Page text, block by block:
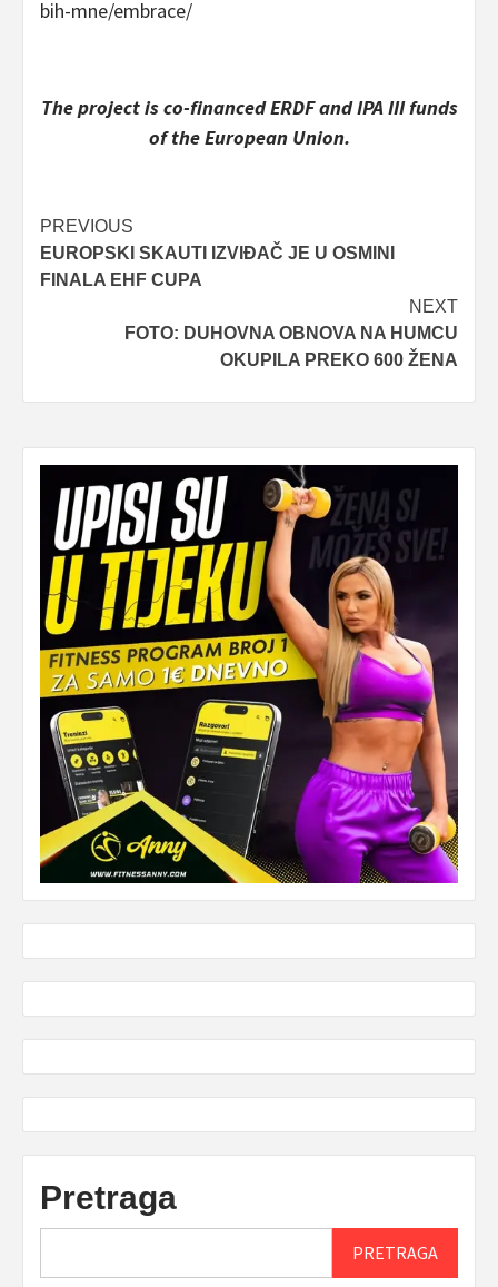
bih-mne/embrace/
The project is co-financed ERDF and IPA III funds
of the European Union.
Post
navigation
PREVIOUS
EUROPSKI SKAUTI IZVIĐAČ JE U OSMINI
FINALA EHF CUPA
NEXT
FOTO: DUHOVNA OBNOVA NA HUMCU
OKUPILA PREKO 600 ŽENA
Pretraga
PRETRAGA